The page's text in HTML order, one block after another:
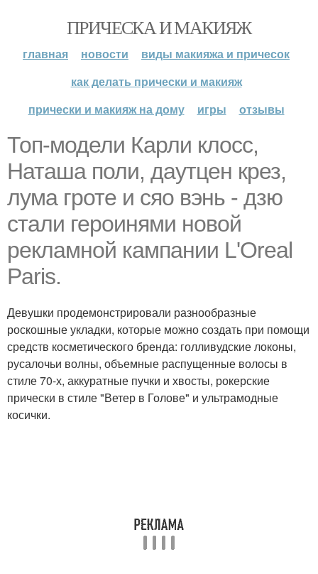
ПРИЧЕСКА И МАКИЯЖ
главная новости
виды макияжа и причесок
как делать прически и макияж
прически и макияж на дому
игры отзывы
Топ-модели Карли клосс,
Наташа поли, даутцен крез,
лума гроте и сяо вэнь - дзю
стали героинями новой
рекламной кампании L'Oreal
Paris.
Девушки продемонстрировали разнообразные
роскошные укладки, которые можно создать при помощи
средств косметического бренда: голливудские локоны,
русалочьи волны, объемные распущенные волосы в
стиле 70-х, аккуратные пучки и хвосты, рокерские
прически в стиле "Ветер в Голове" и ультрамодные
косички.